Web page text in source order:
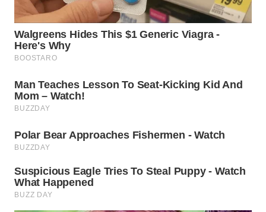
BEKASI
WN
BOGOR
WN
DEPOK
TAPANULI
UTARA
WN
SAMOSIR